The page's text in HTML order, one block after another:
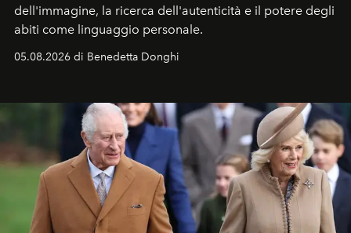
dell'immagine, la ricerca dell'autenticità e il potere degli
abiti come linguaggio personale.
05.08.2026 di Benedetta Donghi